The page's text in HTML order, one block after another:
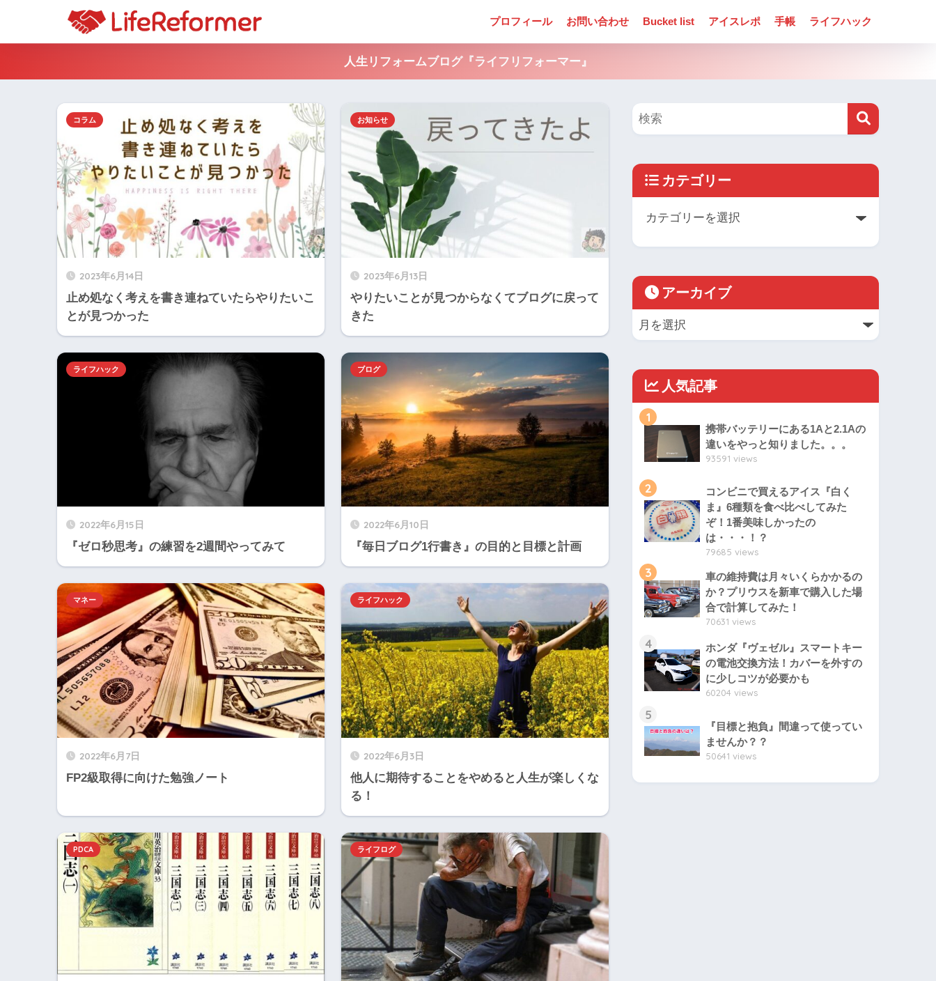
プロフィール お問い合わせ Bucket list アイスレポ 手帳 ライフハック
人生リフォームブログ『ライフリフォーマー』
2023年6月14日
止め処なく考えを書き連ねていたらやりたいこ
とが見つかった
コラム
2023年6月13日
やりたいことが見つからなくてブログに戻って
きた
お知らせ
2022年6月15日
『ゼロ秒思考』の練習を2週間やってみて
ライフハック
2022年6月10日
『毎日ブログ1行書き』の目的と目標と計画
ブログ
2022年6月7日
FP2級取得に向けた勉強ノート
マネー
2022年6月3日
他人に期待することをやめると人生が楽しくな
る！
ライフハック
PDCA ライフログ
カテゴリー
アーカイブ
人気記事
1
携帯バッテリーにある1Aと2.1Aの
違いをやっと知りました。。。
93591 views
2
コンビニで買えるアイス『白く
ま』6種類を食べ比べしてみた
ぞ！1番美味しかったの
は・・・！？
79685 views
3
車の維持費は月々いくらかかるの
か？プリウスを新車で購入した場
合で計算してみた！
70631 views
4
ホンダ『ヴェゼル』スマートキー
の電池交換方法！カバーを外すの
に少しコツが必要かも
60204 views
5
『目標と抱負』間違って使ってい
ませんか？？
50641 views